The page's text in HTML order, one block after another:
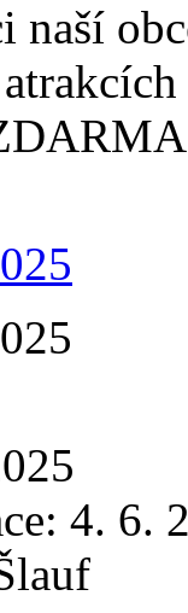
naší
4. 6.